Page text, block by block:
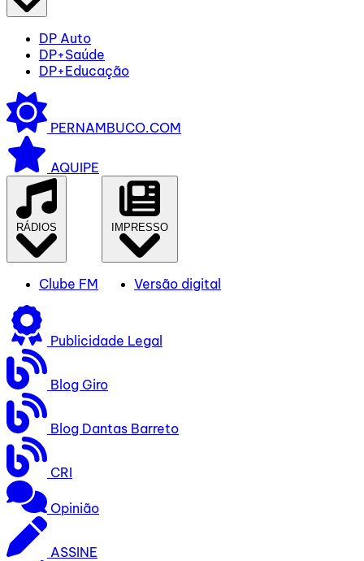
DP Auto
DP+Saúde
DP+Educação
PERNAMBUCO.COM
AQUIPE
RÁDIOS
Clube FM
IMPRESSO
Versão digital
Publicidade Legal
Blog Giro
Blog Dantas Barreto
CRI
Opinião
ASSINE